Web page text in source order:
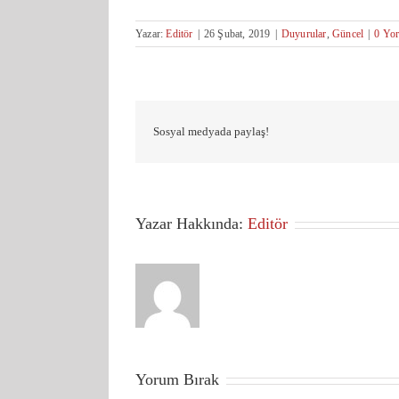
Yazar:Editör | 26 Şubat, 2019 | Duyurular,Güncel | 0
Sosyal medyada paylaş!
Yazar Hakkında: Editör
Yorum Bırak